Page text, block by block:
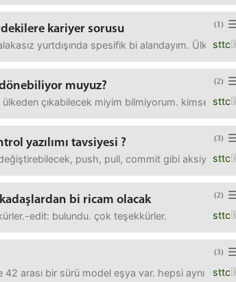
(1)
kariyer sorusu
sttc
yurtdışında spesifik bi alandayım.
(2)
muyuz?
sttc
çıkabilecek miyim bilmiyorum. kimse
(3)
yazılımı tavsiyesi ?
sttc
değiştirebilecek, push, pull, commit gibi
(2)
bi ricam olacak
sttc
edit: bulundu. çok teşekkürler.
(3)
sttc
arası bir sürü model eşya var. hepsi aynı